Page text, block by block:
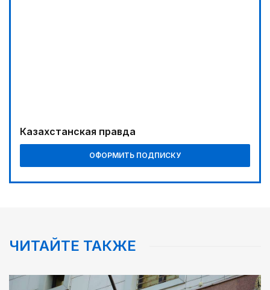
Казахстанская правда
ОФОРМИТЬ ПОДПИСКУ
ЧИТАЙТЕ ТАКЖЕ